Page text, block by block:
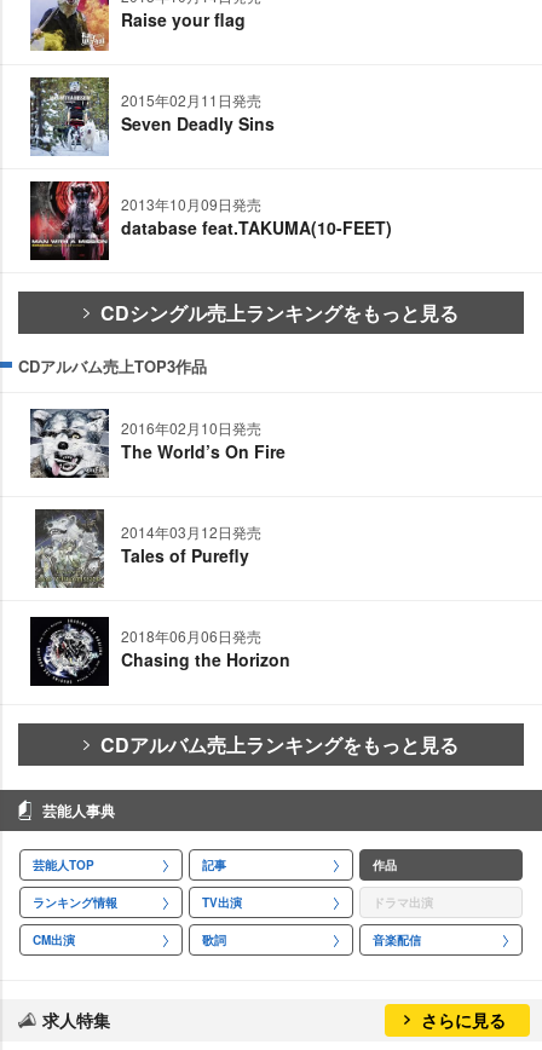
Raise your flag
2015年02月11日発売
Seven Deadly Sins
2013年10月09日発売
database feat.TAKUMA(10-FEET)
CDシングル売上ランキングをもっと見る
CDアルバム売上TOP3作品
2016年02月10日発売
The World’s On Fire
2014年03月12日発売
Tales of Purefly
2018年06月06日発売
Chasing the Horizon
CDアルバム売上ランキングをもっと見る
芸能人事典
芸能人TOP 記事 作品
ランキング情報 TV出演 ドラマ出演
CM出演 歌詞 音楽配信
求人特集 さらに見る